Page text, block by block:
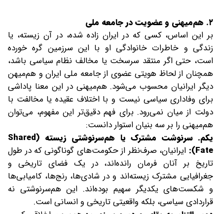
۲. هم‌میهنی و عضویت در جامعه ملی
بر این اساس، کسی که در ایران زاده شده، در آن زیسته، یا
زندگی و خاطرات خانوادگی او با این سرزمین گره خورده
است، حتی اگر منتقد سرسخت یا مخالف نظام سیاسی باشد،
همچنان از لحاظ هویتی عضوی از جامعه ملی ایران و هم‌میهن
دیگر ایرانیان محسوب می‌شود. هم‌میهنی در این معنا پاداشی
برای وفاداری سیاسی نیست و با اختلاف عقیده یا مخالفت با
دولت از میان نمی‌رود. برای فهم دقیق‌تر این مفهوم، می‌توان
هم‌میهنی را بر سه بنیان استوار دانست:
یکم. سرنوشت مشترک یا هم‌سرنوشتی زیسته (Shared
Fate):
ایرانیان، صرف‌نظر از حکومت‌های گوناگونی که در طول
تاریخ بر آنان فرمان رانده‌اند، در یک فضای تاریخی و
جغرافیایی مشترک زیسته‌اند و در شادی‌ها، رنج‌ها، کامیابی‌ها
و شکست‌های یکدیگر سهیم بوده‌اند. این هم‌سرنوشتی نه
قراردادی سیاسی، بلکه واقعیتی تاریخی و انسانی است.